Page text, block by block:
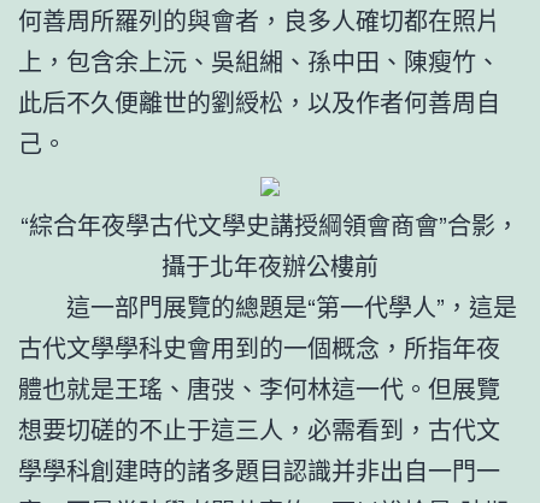
何善周所羅列的與會者，良多人確切都在照片
上，包含余上沅、吳組緗、孫中田、陳瘦竹、
此后不久便離世的劉綬松，以及作者何善周自
己。
“綜合年夜學古代文學史講授綱領會商會”合影，
攝于北年夜辦公樓前
這一部門展覽的總題是“第一代學人”，這是
古代文學學科史會用到的一個概念，所指年夜
體也就是王瑤、唐弢、李何林這一代。但展覽
想要切磋的不止于這三人，必需看到，古代文
學學科創建時的諸多題目認識并非出自一門一